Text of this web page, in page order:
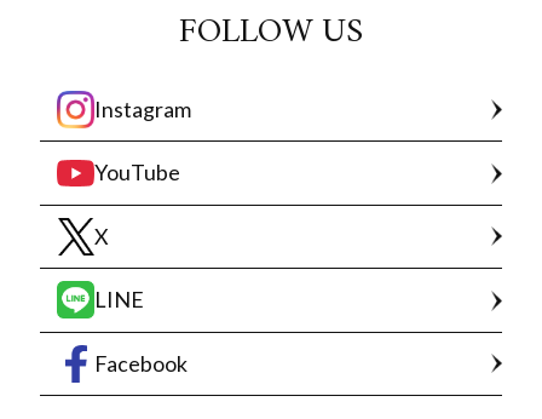
FOLLOW US
Instagram
YouTube
X
LINE
Facebook